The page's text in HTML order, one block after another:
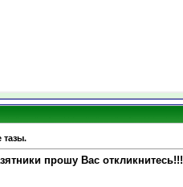
тазы.
прошу Вас откликнитесь!!!